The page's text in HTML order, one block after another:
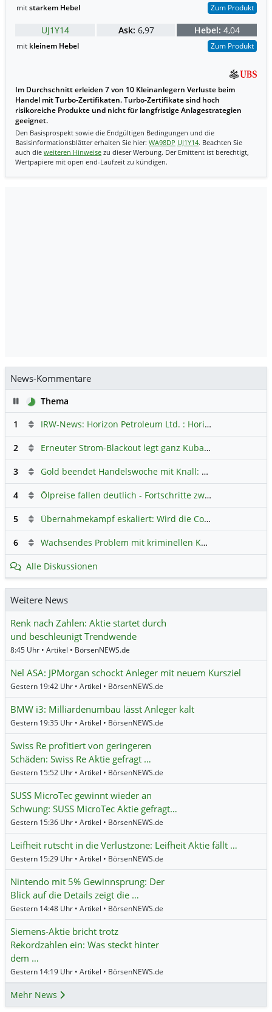
mitstarkem Hebel Zum Produkt
UJ1Y14 Ask: 6,97 Hebel: 4,04
mit kleinem Hebel Zum Produkt
Im Durchschnitt erleiden 7 von 10 Kleinanlegern Verluste beim
Handel mit Turbo-Zertifikaten. Turbo-Zertifikate sind hoch
risikoreiche Produkte und nicht für langfristige Anlagestrategien
geeignet.
Den Basisprospekt sowie die Endgültigen Bedingungen und die
Basisinformationsblätter erhalten Sie hier: WA98DP UJ1Y14. Beachten Sie
auch die weiteren Hinweise zu dieser Werbung. Der Emittent ist berechtigt,
Wertpapiere mit open end-Laufzeit zu kündigen.
News-Kommentare
PauseThema
1
IRW-News: Horizon Petroleum Ltd. : Horizon Petroleum beginnt mit der Testförderung im Projekt Lachowice in Polen und schließt die Platzierung einer überzeichneten Wandelanleihe ab
2 Erneuter Strom-Blackout legt ganz Kuba lahm
3 Gold beendet Handelswoche mit Knall: Barrick Mining – Ist diese Aktie wieder ein Kauf?
4 Ölpreise fallen deutlich - Fortschritte zwischen USA und Iran belasten
5 Übernahmekampf eskaliert: Wird die Commerzbank italienisch?
6 Wachsendes Problem mit kriminellen Kunden im Online-Handel
Alle Diskussionen
Weitere News
Renk nach Zahlen: Aktie startet durch
und beschleunigt Trendwende
8:45 Uhr • Artikel • BörsenNEWS.de
Nel ASA: JPMorgan schockt Anleger mit neuem Kursziel
Gestern 19:42 Uhr • Artikel • BörsenNEWS.de
BMW i3: Milliardenumbau lässt Anleger kalt
Gestern 19:35 Uhr • Artikel • BörsenNEWS.de
Swiss Re profitiert von geringeren
Schäden: Swiss Re Aktie gefragt …
Gestern 15:52 Uhr • Artikel • BörsenNEWS.de
SUSS MicroTec gewinnt wieder an
Schwung: SUSS MicroTec Aktie gefragt…
Gestern 15:36 Uhr • Artikel • BörsenNEWS.de
Leifheit rutscht in die Verlustzone: Leifheit Aktie fällt …
Gestern 15:29 Uhr • Artikel • BörsenNEWS.de
Nintendo mit 5% Gewinnsprung: Der
Blick auf die Details zeigt die …
Gestern 14:48 Uhr • Artikel • BörsenNEWS.de
Siemens-Aktie bricht trotz
Rekordzahlen ein: Was steckt hinter
dem …
Gestern 14:19 Uhr • Artikel • BörsenNEWS.de
Mehr News